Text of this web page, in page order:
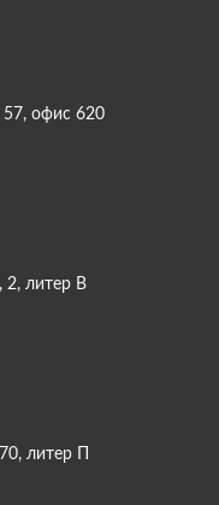
57, офис 620
2, литер В
литер П